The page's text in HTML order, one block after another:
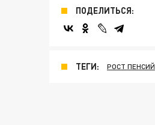
ПОДЕЛИТЬСЯ:
ТЕГИ: РОСТ ПЕНСИЙ